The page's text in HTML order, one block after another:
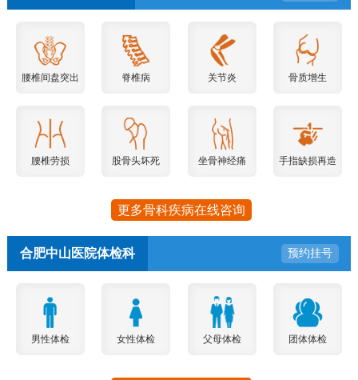
腰椎间盘突出 脊椎病 关节炎 骨质增生
腰椎劳损 股骨头坏死 坐骨神经痛 手指缺损再造
更多骨科疾病在线咨询
合肥中山医院体检科 预约挂号
男性体检 女性体检 父母体检 团体体检